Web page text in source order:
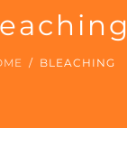
12300
BLEACHING